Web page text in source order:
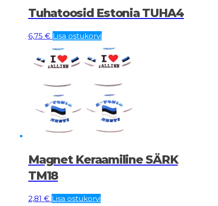
Tuhatoosid Estonia TUHA4
6,75 € Lisa ostukorvi
Magnet Keraamiline SÄRK
TM18
2,81 € Lisa ostukorvi